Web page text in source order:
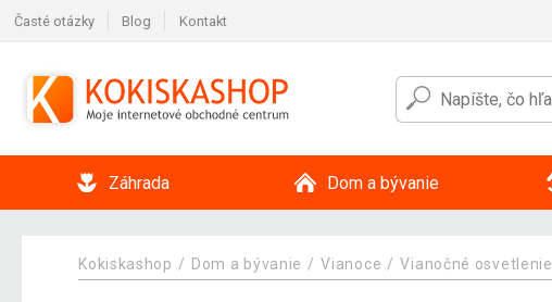
Časté otázky Blog Kontakt
Záhrada Dom a bývanie
Kokiskashop Dom a bývanie Vianoce Vianočné osvetlenie